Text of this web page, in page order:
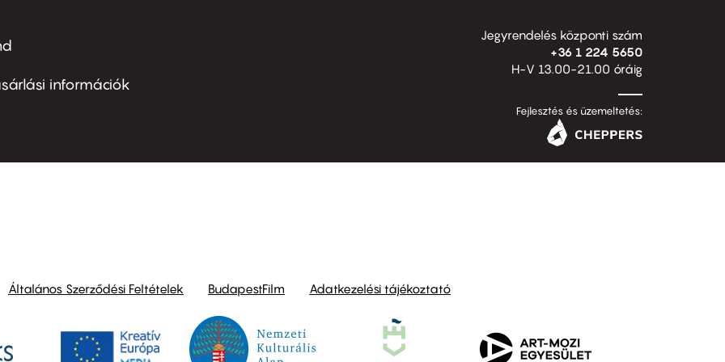
információk
Jegyrendelés központi szám
+36 1 224 5650
H-V 13.00-21.00 óráig
Fejlesztés és üzemeltetés:
Általános Szerződési Feltételek BudapestFilm Adatkezelési tájékoztató